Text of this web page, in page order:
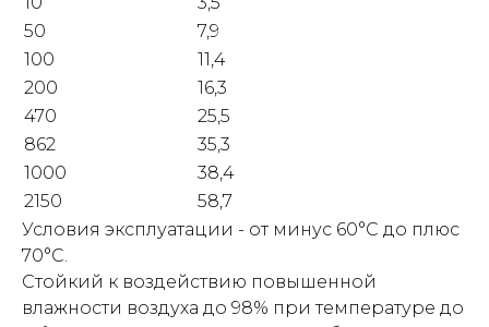
50
7,9
100
11,4
200
16,3
470
25,5
862
35,3
1000
38,4
2150
58,7
Условия эксплуатации - от минус 60°С до плюс
70°С.
Стойкий к воздействию повышенной
влажности воздуха до 98% при температуре до